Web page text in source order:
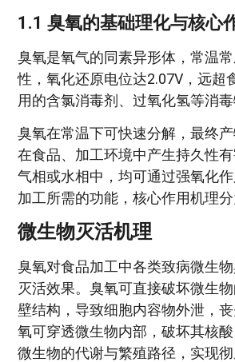
1.1 臭氧的基础理化与核心
臭氧是氧气的同素异形体，常温
性，氧化还原电位达2.07V，远超
用的含氯消毒剂、过氧化氢等消毒
臭氧在常温下可快速分解，最终
在食品、加工环境中产生持久性
气相或水相中，均可通过强氧化
加工所需的功能，核心作用机理分
微生物灭活机理
臭氧对食品加工中各类致病微生
灭活效果。臭氧可直接破坏微生
壁结构，导致细胞内容物外泄，
氧可穿透微生物内部，破坏其核
微生物的代谢与繁殖路径，实现彻